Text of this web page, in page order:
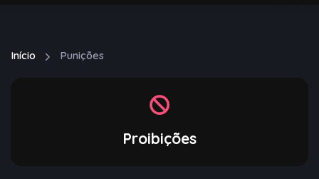
Início Punições
Proibições